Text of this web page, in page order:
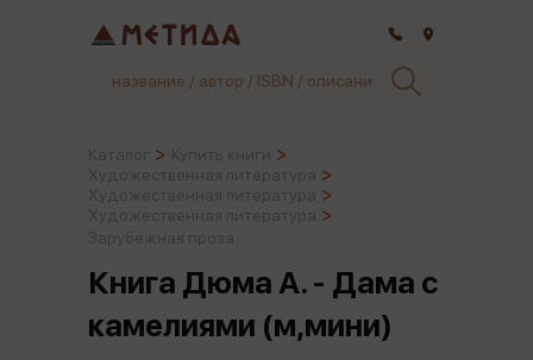
Книга Дюма А. - Дама с
камелиями (м,мини)